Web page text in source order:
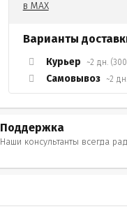
Варианты
Курьер ~2 дн.
Самовывоз ~2
Поддержка
Наши консультанты всегда